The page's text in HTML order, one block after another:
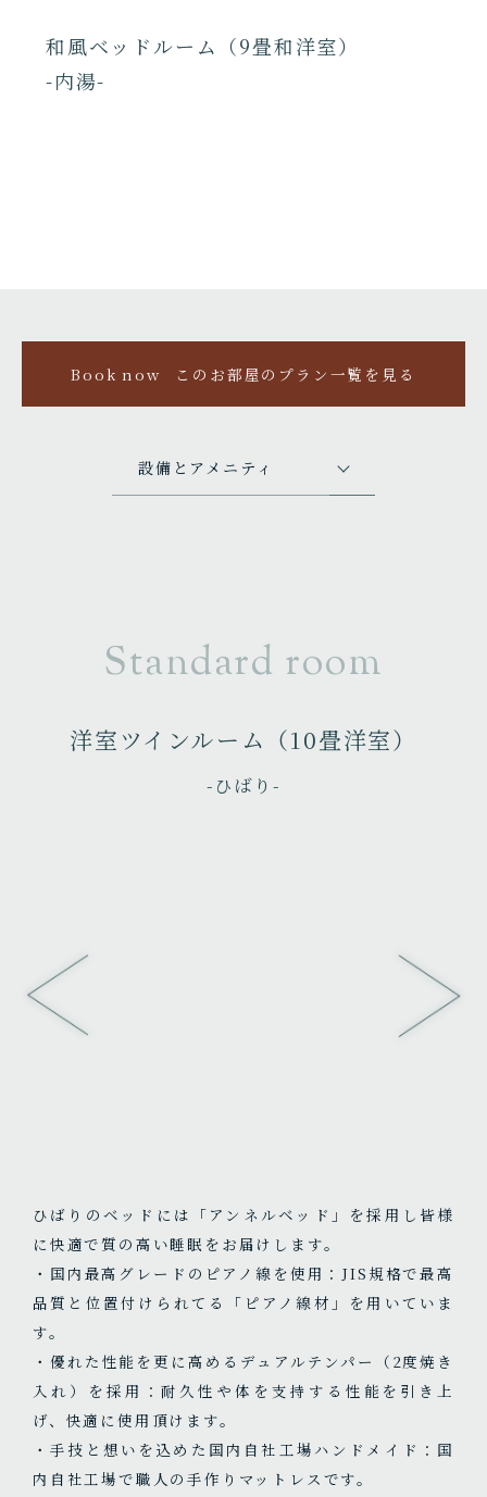
和風ベッドルーム（9畳和洋室）
-内湯-
Book now このお部屋のプラン一覧を見る
設備とアメニティ
Standard room
洋室ツインルーム（10畳洋室）
-ひばり-
ひばりのベッドには「アンネルベッド」を採用し皆様
に快適で質の高い睡眠をお届けします。
・国内最高グレードのピアノ線を使用：JIS規格で最高
品質と位置付けられてる「ピアノ線材」を用いていま
す。
・優れた性能を更に高めるデュアルテンパー（2度焼き
入れ）を採用：耐久性や体を支持する性能を引き上
げ、快適に使用頂けます。
・手技と想いを込めた国内自社工場ハンドメイド：国
内自社工場で職人の手作りマットレスです。